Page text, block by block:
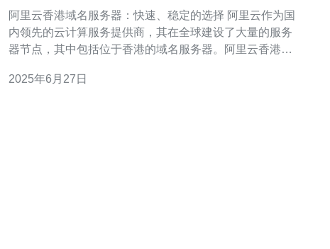
阿里云香港域名服务器：快速、稳定的选择 阿里云作为国
内领先的云计算服务提供商，其在全球建设了大量的服务
器节点，其中包括位于香港的域名服务器。阿里云香港域
域名解析服务。 阿里云香港域名服务器采用了先进的技术
2025年6月27日